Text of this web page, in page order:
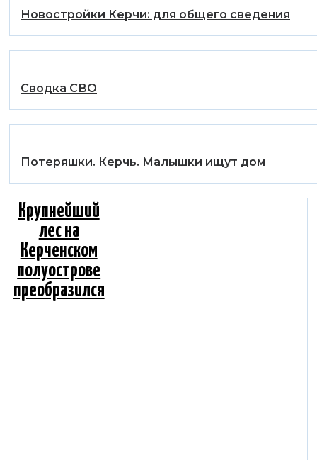
Новостройки Керчи: для общего сведения
Сводка СВО
Потеряшки. Керчь. Малышки ищут дом
Крупнейший
лес на
Керченском
полуострове
преобразился